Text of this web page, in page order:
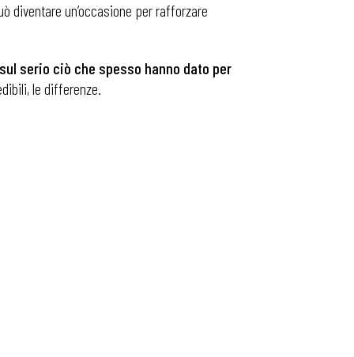
diventare un’occasione per rafforzare
serio ciò che spesso hanno dato per
le differenze.